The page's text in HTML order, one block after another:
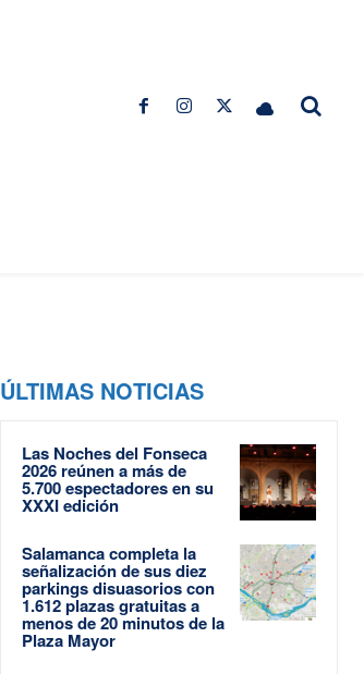
ÚLTIMAS NOTICIAS
Las Noches del Fonseca
2026 reúnen a más de
5.700 espectadores en su
XXXI edición
Salamanca completa la
señalización de sus diez
parkings disuasorios con
1.612 plazas gratuitas a
menos de 20 minutos de la
Plaza Mayor